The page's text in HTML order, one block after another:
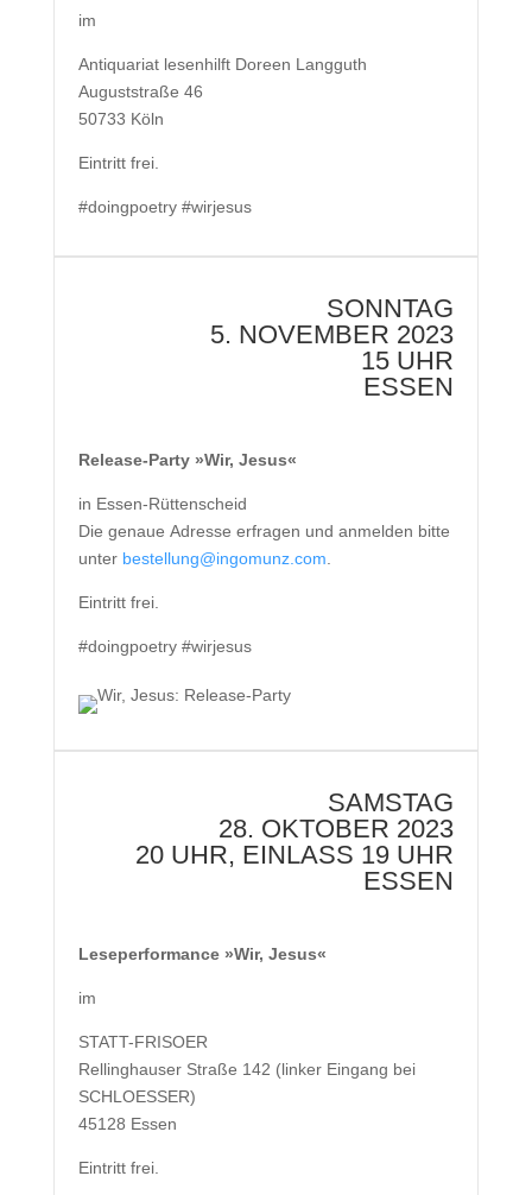
im
Antiquariat lesenhilft Doreen Langguth
Auguststraße 46
50733 Köln
Eintritt frei.
#doingpoetry #wirjesus
SONNTAG
5. NOVEMBER 2023
15 UHR
ESSEN
Release-Party »Wir, Jesus«
in Essen-Rüttenscheid
Die genaue Adresse erfragen und anmelden bitte
unter bestellung@ingomunz.com.
Eintritt frei.
#doingpoetry #wirjesus
SAMSTAG
28. OKTOBER 2023
20 UHR, EINLASS 19 UHR
ESSEN
Leseperformance »Wir, Jesus«
im
STATT-FRISOER
Rellinghauser Straße 142 (linker Eingang bei
SCHLOESSER)
45128 Essen
Eintritt frei.